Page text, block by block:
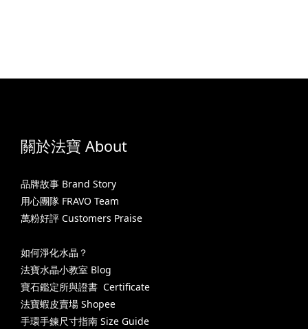
關於法寶 About
品牌故事 Brand Story
用心團隊 FRAVO Team
萬粉好評 Customers Praise
如何淨化水晶？
法寶水晶小教室 Blog
寶石鑑定所與證書 Certificate
法寶蝦皮賣場 Shopee
手環手鍊尺寸指南 Size Guide